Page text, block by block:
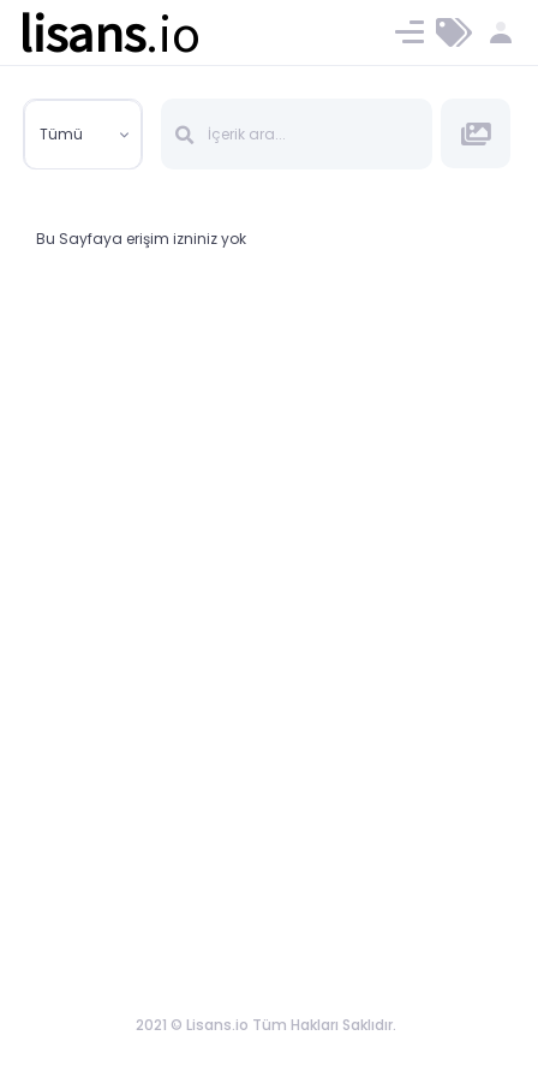
lisans.io Ücret ve Planlar
Tümü
Bu Sayfaya erişim izniniz yok
2021 © Lisans.io Tüm Hakları Saklıdır.